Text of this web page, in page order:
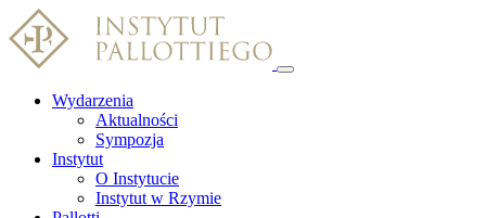
Wydarzenia
Aktualności
Sympozja
Instytut
O Instytucie
Instytut w Rzymie